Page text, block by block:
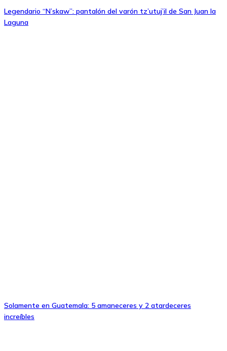
Legendario “N’skaw”: pantalón del varón tz’utuj’il de San Juan la
Laguna
Solamente en Guatemala: 5 amaneceres y 2 atardeceres
increíbles